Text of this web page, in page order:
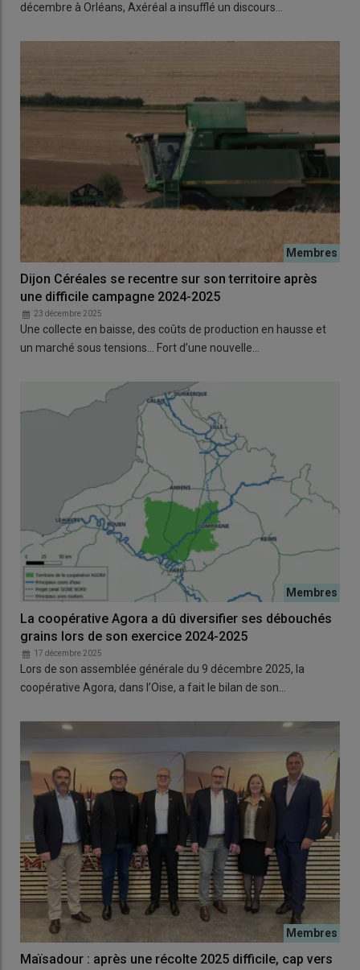
décembre à Orléans, Axéréal a insufflé un discours…
Dijon Céréales se recentre sur son territoire après
une difficile campagne 2024-2025
23 décembre 2025
Une collecte en baisse, des coûts de production en hausse et
un marché sous tensions… Fort d’une nouvelle…
La coopérative Agora a dû diversifier ses débouchés
grains lors de son exercice 2024-2025
17 décembre 2025
Lors de son assemblée générale du 9 décembre 2025, la
coopérative Agora, dans l’Oise, a fait le bilan de son…
Maïsadour : après une récolte 2025 difficile, cap vers